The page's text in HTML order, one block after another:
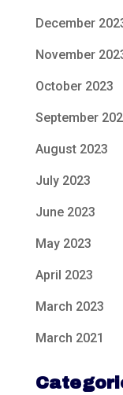
December
November
October 2023
September
August 2023
July 2023
June 2023
May 2023
April 2023
March 2023
March 2021